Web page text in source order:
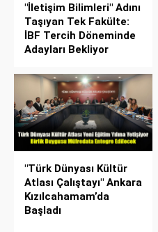
"İletişim Bilimleri" Adını
Taşıyan Tek Fakülte:
İBF Tercih Döneminde
Adayları Bekliyor
"Türk Dünyası Kültür
Atlası Çalıştayı" Ankara
Kızılcahamam’da
Başladı